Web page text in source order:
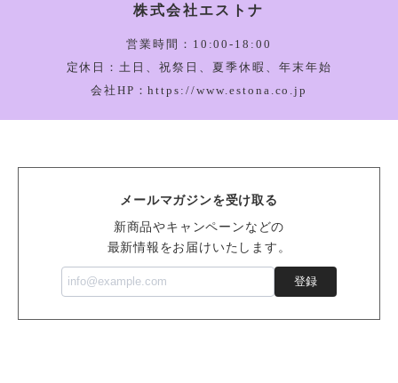
2026/03/05
Vivacious Vegetable Pumpkin_VV6PUM
2026/03/05
Sensational Seafood Mussel_SSEA6M
株式会社エストナ
営業時間：10:00-18:00
定休日：土日、祝祭日、夏季休暇、年末年始
会社HP：https://www.estona.co.jp
メールマガジンを受け取る
新商品やキャンペーンなどの
最新情報をお届けいたします。
登録